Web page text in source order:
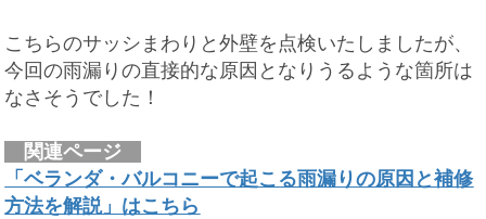
こちらのサッシまわりと外壁を点検いたしましたが、
今回の雨漏りの直接的な原因となりうるような箇所は
なさそうでした！
関連ページ
「ベランダ・バルコニーで起こる雨漏りの原因と補修
方法を解説」はこちら